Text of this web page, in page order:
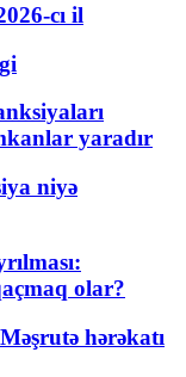
cı il
yaradır
niyə
olar?
hərəkatı